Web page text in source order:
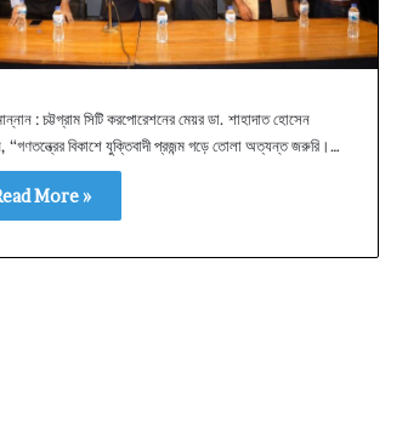
: চট্টগ্রাম সিটি করপোরেশনের মেয়র ডা. শাহাদাত হোসেন
“গণতন্ত্রের বিকাশে যুক্তিবাদী প্রজন্ম গড়ে তোলা অত্যন্ত জরুরি।…
More »